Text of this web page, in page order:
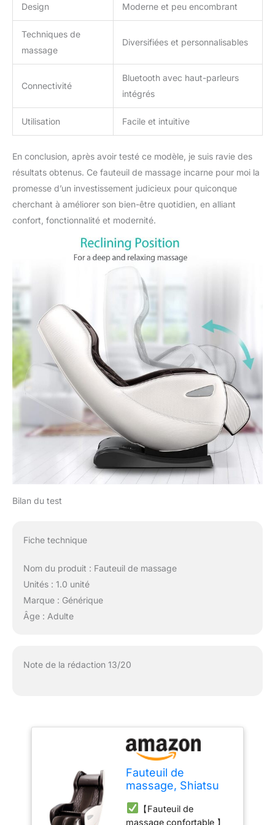
Design
Moderne et peu encombrant
Techniques de
massage
Diversifiées et personnalisables
Connectivité
Bluetooth avec haut-parleurs
intégrés
Utilisation Facile et intuitive
En conclusion, après avoir testé ce modèle, je suis ravie des
résultats obtenus. Ce fauteuil de massage incarne pour moi la
promesse d’un investissement judicieux pour quiconque
cherchant à améliorer son bien-être quotidien, en alliant
confort, fonctionnalité et modernité.
Bilan du test
Fiche technique
Nom du produit : Fauteuil de massage
Unités : 1.0 unité
Marque : Générique
Âge : Adulte
Note de la rédaction 13/20
Fauteuil de
massage, Shiatsu
électrique inclinable
【Fauteuil de
massage confortable 】